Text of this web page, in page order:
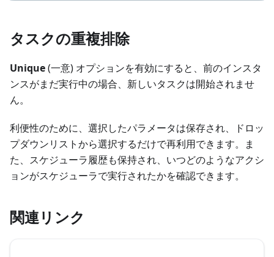
タスクの重複排除
Unique(一意) オプションを有効にすると、前のインスタ
ンスがまだ実行中の場合、新しいタスクは開始されませ
ん。
利便性のために、選択したパラメータは保存され、ドロッ
プダウンリストから選択するだけで再利用できます。ま
た、スケジューラ履歴も保持され、いつどのようなアクシ
ョンがスケジューラで実行されたかを確認できます。
関連リンク